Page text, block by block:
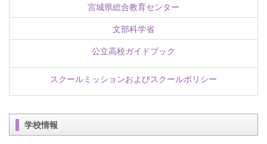
宮城県総合教育センター
文部科学省
公立高校ガイドブック
スクールミッションおよびスクールポリシー
学校情報